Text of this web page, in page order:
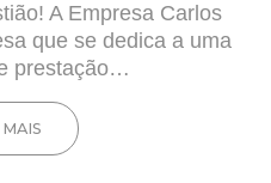
A Empresa Carlos
que se dedica a uma
prestação…